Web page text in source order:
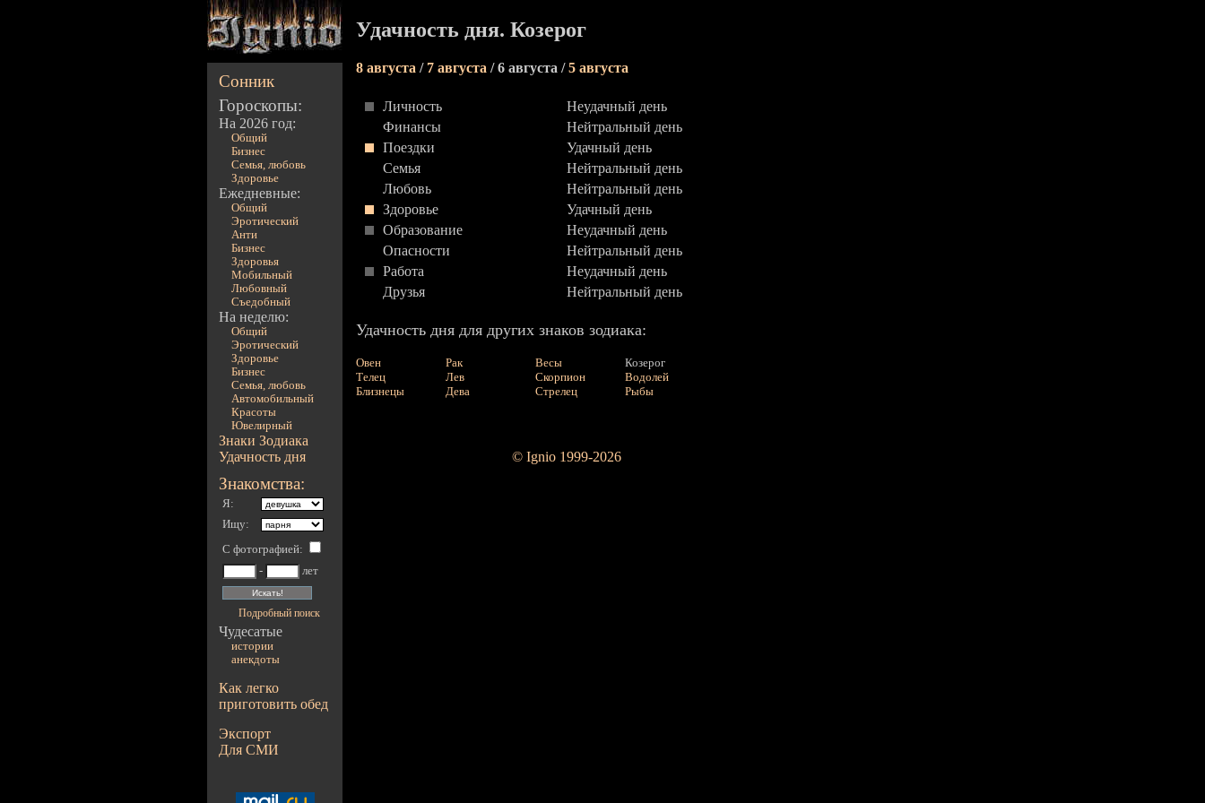
Сонник
Гороскопы:
На 2026 год:
Общий
Бизнес
Семья, любовь
Здоровье
Ежедневные:
Общий
Эротический
Анти
Бизнес
Здоровья
Мобильный
Любовный
Съедобный
На неделю:
Общий
Эротический
Здоровье
Бизнес
Семья, любовь
Автомобильный
Красоты
Ювелирный
Знаки Зодиака
Удачность дня
Знакомства:
Я:
Ищу:
С фотографией:
-
лет
Подробный поиск
Чудесатые
истории
анекдоты
Как легко
приготовить обед
Экспорт
Для СМИ
Удачность дня. Козерог
8 августа / 7 августа / 6 августа /5 августа
Личность
Неудачный день
Финансы
Нейтральный день
Поездки
Удачный день
Семья
Нейтральный день
Любовь
Нейтральный день
Здоровье
Удачный день
Образование
Неудачный день
Опасности
Нейтральный день
Работа
Неудачный день
Друзья
Нейтральный день
Удачность дня для других знаков зодиака:
Овен
Телец
Близнецы
Рак
Лев
Дева
Весы
Скорпион
Стрелец
Козерог
Водолей
Рыбы
© Ignio 1999-2026